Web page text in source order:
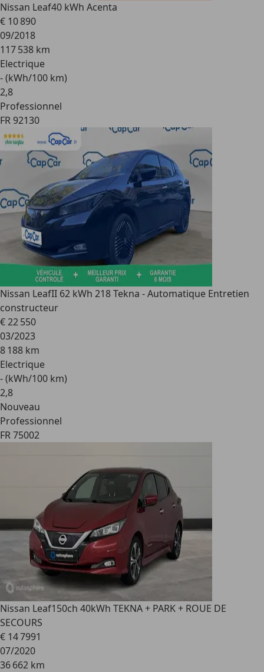
Nissan Leaf40 kWh Acenta
€ 10 890
09/2018
117 538 km
Electrique
- (kWh/100 km)
2,8
Professionnel
FR 92130
Nissan LeafII 62 kWh 218 Tekna - Automatique Entretien
constructeur
€ 22 550
03/2023
8 188 km
Electrique
- (kWh/100 km)
2,8
Nouveau
Professionnel
FR 75002
Nissan Leaf150ch 40kWh TEKNA + PARK + ROUE DE
SECOURS
€ 14 7991
07/2020
36 662 km